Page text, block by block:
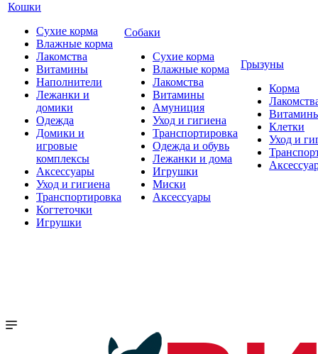
Кошки
Сухие корма
Влажные корма
Лакомства
Витамины
Наполнители
Лежанки и
домики
Одежда
Домики и
игровые
комплексы
Аксессуары
Уход и гигиена
Транспортировка
Когтеточки
Игрушки
Собаки
Сухие корма
Влажные корма
Лакомства
Витамины
Амуниция
Уход и гигиена
Транспортировка
Одежда и обувь
Лежанки и дома
Игрушки
Миски
Аксессуары
Грызуны
Корма
Клетки
Уход и